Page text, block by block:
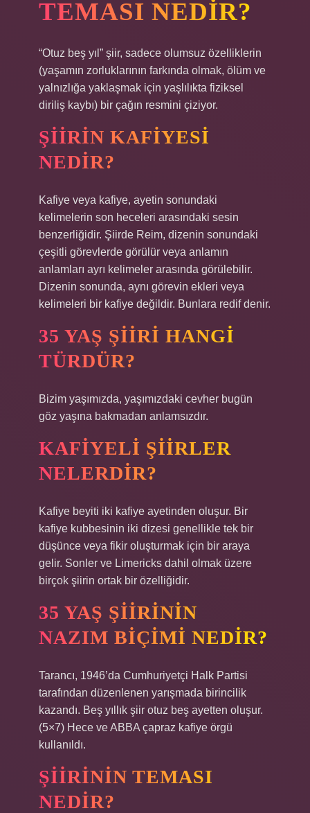
TEMASI NEDIR?
“Otuz beş yıl” şiir, sadece olumsuz özelliklerin
(yaşamın zorluklarının farkında olmak, ölüm ve
yalnızlığa yaklaşmak için yaşlılıkta fiziksel
diriliş kaybı) bir çağın resmini çiziyor.
ŞIIRIN KAFIYESI
NEDIR?
Kafiye veya kafiye, ayetin sonundaki
kelimelerin son heceleri arasındaki sesin
benzerliğidir. Şiirde Reim, dizenin sonundaki
çeşitli görevlerde görülür veya anlamın
anlamları ayrı kelimeler arasında görülebilir.
Dizenin sonunda, aynı görevin ekleri veya
kelimeleri bir kafiye değildir. Bunlara redif denir.
35 YAŞ ŞIIRI HANGI
TÜRDÜR?
Bizim yaşımızda, yaşımızdaki cevher bugün
göz yaşına bakmadan anlamsızdır.
KAFIYELI ŞIIRLER
NELERDIR?
Kafiye beyiti iki kafiye ayetinden oluşur. Bir
kafiye kubbesinin iki dizesi genellikle tek bir
düşünce veya fikir oluşturmak için bir araya
gelir. Sonler ve Limericks dahil olmak üzere
birçok şiirin ortak bir özelliğidir.
35 YAŞ ŞIIRININ
NAZIM BIÇIMI NEDIR?
Tarancı, 1946’da Cumhuriyetçi Halk Partisi
tarafından düzenlenen yarışmada birincilik
kazandı. Beş yıllık şiir otuz beş ayetten oluşur.
(5×7) Hece ve ABBA çapraz kafiye örgü
kullanıldı.
ŞIIRININ TEMASI
NEDIR?